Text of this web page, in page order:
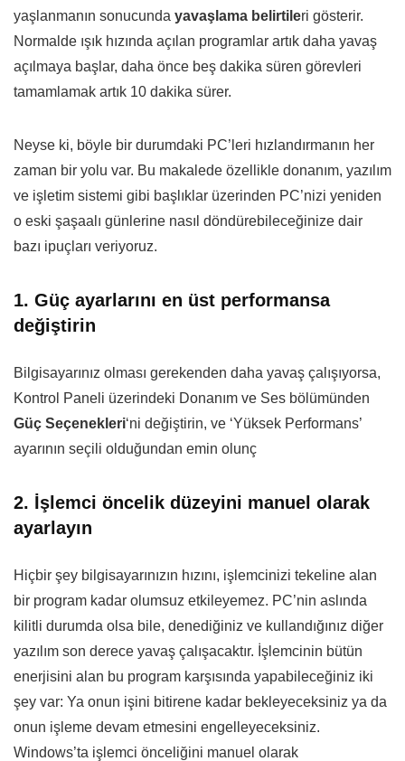
yaşlanmanın sonucunda yavaşlama belirtileri gösterir.
Normalde ışık hızında açılan programlar artık daha yavaş
açılmaya başlar, daha önce beş dakika süren görevleri
tamamlamak artık 10 dakika sürer.
Neyse ki, böyle bir durumdaki PC’leri hızlandırmanın her
zaman bir yolu var. Bu makalede özellikle donanım, yazılım
ve işletim sistemi gibi başlıklar üzerinden PC’nizi yeniden
o eski şaşaalı günlerine nasıl döndürebileceğinize dair
bazı ipuçları veriyoruz.
1. Güç ayarlarını en üst performansa
değiştirin
Bilgisayarınız olması gerekenden daha yavaş çalışıyorsa,
Kontrol Paneli üzerindeki Donanım ve Ses bölümünden
Güç Seçenekleri‘ni değiştirin, ve ‘Yüksek Performans’
ayarının seçili olduğundan emin olunç
2. İşlemci öncelik düzeyini manuel olarak
ayarlayın
Hiçbir şey bilgisayarınızın hızını, işlemcinizi tekeline alan
bir program kadar olumsuz etkileyemez. PC’nin aslında
kilitli durumda olsa bile, denediğiniz ve kullandığınız diğer
yazılım son derece yavaş çalışacaktır. İşlemcinin bütün
enerjisini alan bu program karşısında yapabileceğiniz iki
şey var: Ya onun işini bitirene kadar bekleyeceksiniz ya da
onun işleme devam etmesini engelleyeceksiniz.
Windows’ta işlemci önceliğini manuel olarak